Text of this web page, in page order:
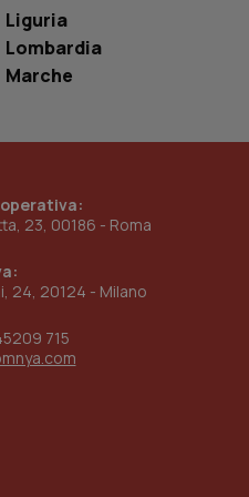
Liguria
Lombardia
Marche
23, 00186 - Roma
24, 20124 - Milano
715
www.quotidianosanita.it